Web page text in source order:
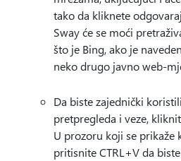
tako da kliknete
Sway će se moći
što je Bing, ako je
neko drugo javno web-
Da biste zajednički
pretpregleda i veze,
U prozoru koji se prikaže
pritisnite CTRL+V da